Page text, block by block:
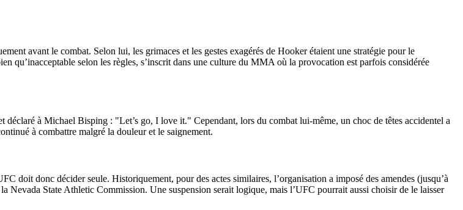
avant le combat. Selon lui, les grimaces et les gestes exagérés de Hooker étaient une stratégie pour le
qu’inacceptable selon les règles, s’inscrit dans une culture du MMA où la provocation est parfois considérée
déclaré à Michael Bisping : "Let’s go, I love it." Cependant, lors du combat lui-même, un choc de têtes accidentel a
à combattre malgré la douleur et le saignement.
doit donc décider seule. Historiquement, pour des actes similaires, l’organisation a imposé des amendes (jusqu’à
Nevada State Athletic Commission. Une suspension serait logique, mais l’UFC pourrait aussi choisir de le laisser